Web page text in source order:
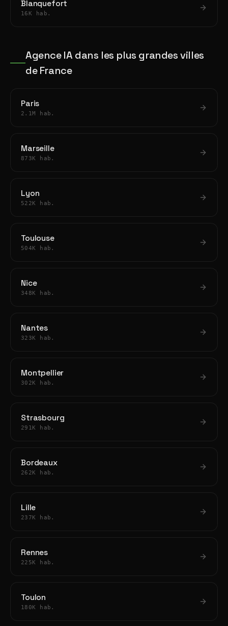
Blanquefort
16K hab.
Agence IA dans les plus grandes villes
de France
Paris
2.1M hab.
Marseille
873K hab.
Lyon
522K hab.
Toulouse
504K hab.
Nice
348K hab.
Nantes
323K hab.
Montpellier
302K hab.
Strasbourg
291K hab.
Bordeaux
262K hab.
Lille
237K hab.
Rennes
225K hab.
Toulon
180K hab.